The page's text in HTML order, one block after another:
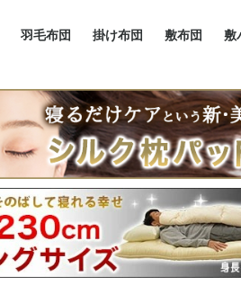
ット 2点セット
3点セット
4点セット
5点セット
6点セット
エクセルゴールド
ロイヤルゴールド
マザーダックダウン
ット
ット
ット 2点セット
3点セット
4点セット
6点セット
ト 2点セット
3点セット
羽毛布団
プレミアムゴールド
ロイヤルゴールド
エクセルゴールド
ニューゴールド
マザーダックダウン
マザーグースダウン
スーパーロングサイズ
洗える羽毛布団
肌掛け布団
掛け布団
防ダニ掛け布団
洗える掛け布団
小さい掛け布団
大きい掛け布団
肌掛け布団
敷布団
防ダニ敷布
小さい敷布
大きい敷布
機能性敷布
敷